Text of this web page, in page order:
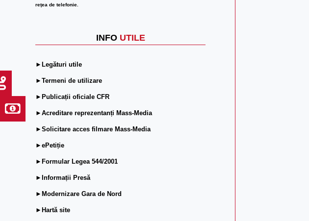
reţea de telefonie.
INFO UTILE
►Legături utile
►Termeni de utilizare
►Publicații oficiale CFR
►Acreditare reprezentanți Mass-Media
►Solicitare acces filmare Mass-Media
►ePetiție
►Formular Legea 544/2001
►Informații Presă
►Modernizare Gara de Nord
►Hartă site